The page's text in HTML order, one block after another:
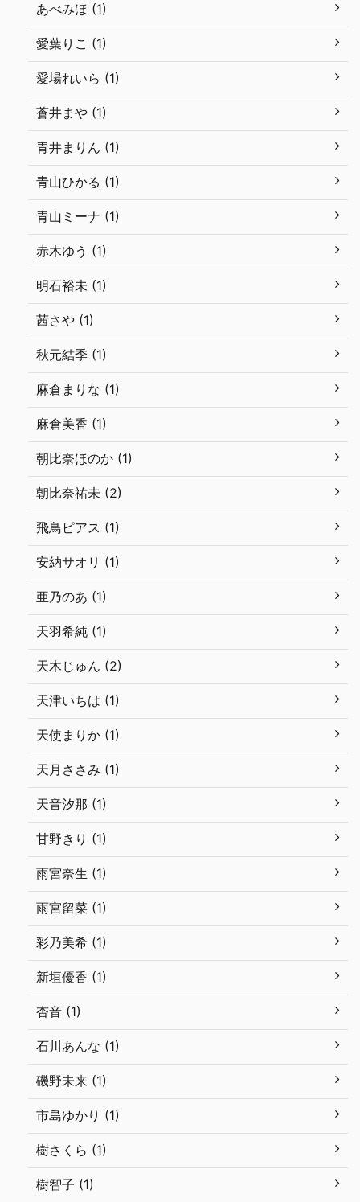
あべみほ (1)
愛葉りこ (1)
愛場れいら (1)
蒼井まや (1)
青井まりん (1)
青山ひかる (1)
青山ミーナ (1)
赤木ゆう (1)
明石裕未 (1)
茜さや (1)
秋元結季 (1)
麻倉まりな (1)
麻倉美香 (1)
朝比奈ほのか (1)
朝比奈祐未 (2)
飛鳥ピアス (1)
安納サオリ (1)
亜乃のあ (1)
天羽希純 (1)
天木じゅん (2)
天津いちは (1)
天使まりか (1)
天月ささみ (1)
天音汐那 (1)
甘野きり (1)
雨宮奈生 (1)
雨宮留菜 (1)
彩乃美希 (1)
新垣優香 (1)
杏音 (1)
石川あんな (1)
磯野未来 (1)
市島ゆかり (1)
樹さくら (1)
樹智子 (1)